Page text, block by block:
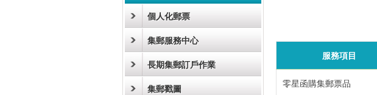
個人化郵票
集郵服務中心
長期集郵訂戶作業
集郵戳圖
服務項目
零星函購集郵票品